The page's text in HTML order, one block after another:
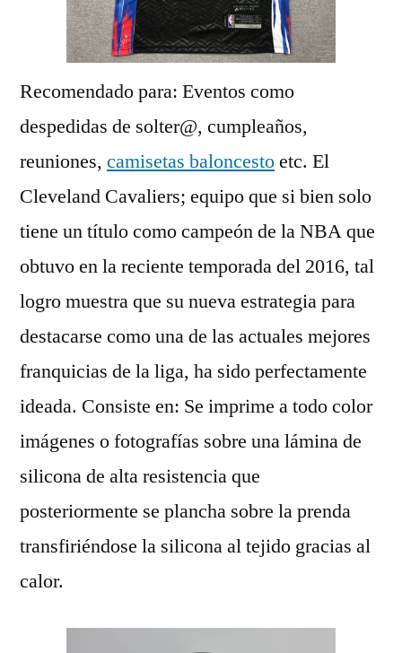
Recomendado para: Eventos como
despedidas de solter@, cumpleaños,
reuniones, camisetas baloncestoetc. El
Cleveland Cavaliers; equipo que si bien solo
tiene un título como campeón de la NBA que
obtuvo en la reciente temporada del 2016, tal
logro muestra que su nueva estrategia para
destacarse como una de las actuales mejores
franquicias de la liga, ha sido perfectamente
ideada. Consiste en: Se imprime a todo color
imágenes o fotografías sobre una lámina de
silicona de alta resistencia que
posteriormente se plancha sobre la prenda
transfiriéndose la silicona al tejido gracias al
calor.